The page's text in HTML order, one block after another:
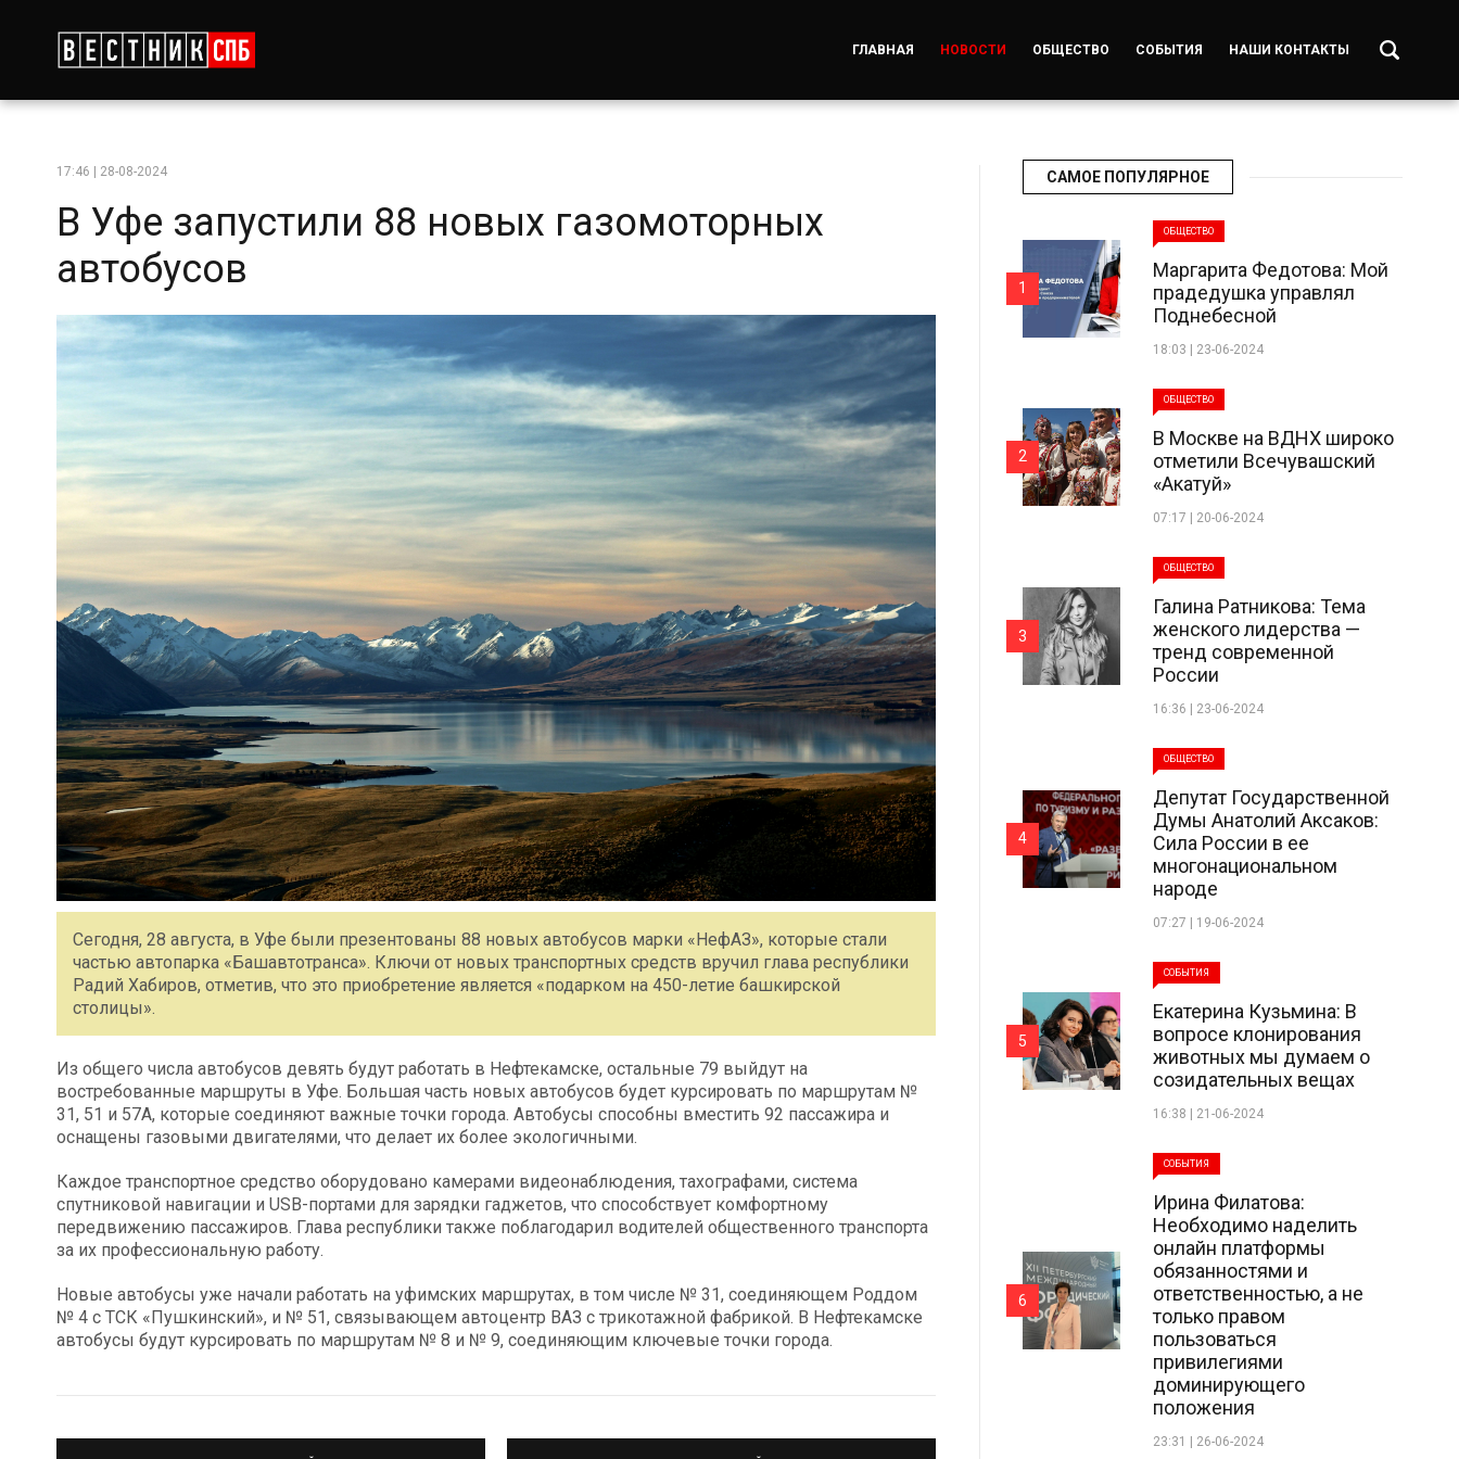
ГЛАВНАЯ НОВОСТИ ОБЩЕСТВО СОБЫТИЯ НАШИ КОНТАКТЫ
17:46 | 28-08-2024
В Уфе запустили 88 новых газомоторных
автобусов
Сегодня, 28 августа, в Уфе были презентованы 88 новых автобусов марки «НефАЗ», которые стали
частью автопарка «Башавтотранса». Ключи от новых транспортных средств вручил глава республики
Радий Хабиров, отметив, что это приобретение является «подарком на 450-летие башкирской
столицы».
Из общего числа автобусов девять будут работать в Нефтекамске, остальные 79 выйдут на
востребованные маршруты в Уфе. Большая часть новых автобусов будет курсировать по маршрутам №
31, 51 и 57А, которые соединяют важные точки города. Автобусы способны вместить 92 пассажира и
оснащены газовыми двигателями, что делает их более экологичными.
Каждое транспортное средство оборудовано камерами видеонаблюдения, тахографами, система
спутниковой навигации и USB-портами для зарядки гаджетов, что способствует комфортному
передвижению пассажиров. Глава республики также поблагодарил водителей общественного транспорта
за их профессиональную работу.
Новые автобусы уже начали работать на уфимских маршрутах, в том числе № 31, соединяющем Роддом
№ 4 с ТСК «Пушкинский», и № 51, связывающем автоцентр ВАЗ с трикотажной фабрикой. В Нефтекамске
автобусы будут курсировать по маршрутам № 8 и № 9, соединяющим ключевые точки города.
САМОЕ ПОПУЛЯРНОЕ
ОБЩЕСТВО
Маргарита Федотова: Мой
прадедушка управлял
Поднебесной
18:03 | 23-06-2024
1
ОБЩЕСТВО
В Москве на ВДНХ широко
отметили Всечувашский
«Акатуй»
07:17 | 20-06-2024
2
ОБЩЕСТВО
Галина Ратникова: Тема
женского лидерства —
тренд современной
России
16:36 | 23-06-2024
3
ОБЩЕСТВО
Депутат Государственной
Думы Анатолий Аксаков:
Сила России в ее
многонациональном
народе
07:27 | 19-06-2024
4
СОБЫТИЯ
Екатерина Кузьмина: В
вопросе клонирования
животных мы думаем о
созидательных вещах
16:38 | 21-06-2024
5
СОБЫТИЯ
Ирина Филатова:
Необходимо наделить
онлайн платформы
обязанностями и
ответственностью, а не
только правом
пользоваться
привилегиями
доминирующего
положения
23:31 | 26-06-2024
6